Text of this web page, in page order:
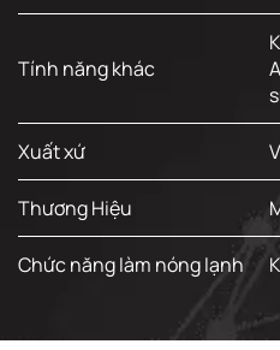
Tính năng khác
Xuất xứ
Thương Hiệu
Chức năng làm nóng lạnh